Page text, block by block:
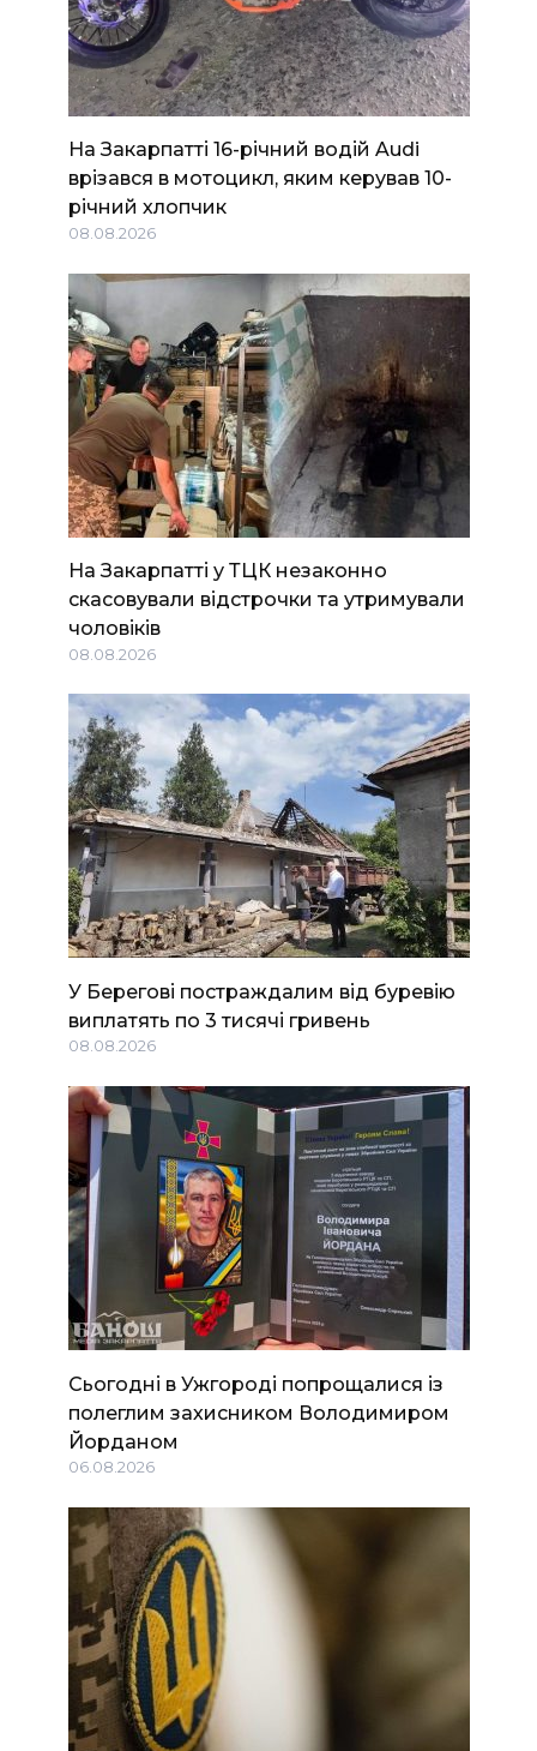
На Закарпатті 16-річний водій Audi
врізався в мотоцикл, яким керував 10-
річний хлопчик
08.08.2026
На Закарпатті у ТЦК незаконно
скасовували відстрочки та утримували
чоловіків
08.08.2026
У Берегові постраждалим від буревію
виплатять по 3 тисячі гривень
08.08.2026
Сьогодні в Ужгороді попрощалися із
полеглим захисником Володимиром
Йорданом
06.08.2026